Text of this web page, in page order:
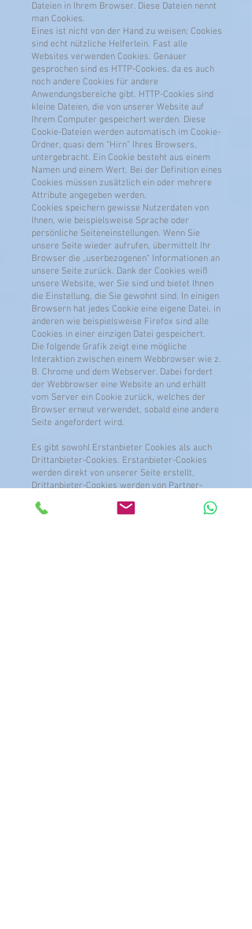
Dateien in Ihrem Browser. Diese Dateien nennt
man Cookies.
Eines ist nicht von der Hand zu weisen: Cookies
sind echt nützliche Helferlein. Fast alle
Websites verwenden Cookies. Genauer
gesprochen sind es HTTP-Cookies, da es auch
noch andere Cookies für andere
Anwendungsbereiche gibt. HTTP-Cookies sind
kleine Dateien, die von unserer Website auf
Ihrem Computer gespeichert werden. Diese
Cookie-Dateien werden automatisch im Cookie-
Ordner, quasi dem “Hirn” Ihres Browsers,
untergebracht. Ein Cookie besteht aus einem
Namen und einem Wert. Bei der Definition eines
Cookies müssen zusätzlich ein oder mehrere
Attribute angegeben werden.
Cookies speichern gewisse Nutzerdaten von
Ihnen, wie beispielsweise Sprache oder
persönliche Seiteneinstellungen. Wenn Sie
unsere Seite wieder aufrufen, übermittelt Ihr
Browser die „userbezogenen“ Informationen an
unsere Seite zurück. Dank der Cookies weiß
unsere Website, wer Sie sind und bietet Ihnen
die Einstellung, die Sie gewohnt sind. In einigen
Browsern hat jedes Cookie eine eigene Datei, in
anderen wie beispielsweise Firefox sind alle
Cookies in einer einzigen Datei gespeichert.
Die folgende Grafik zeigt eine mögliche
Interaktion zwischen einem Webbrowser wie z.
B. Chrome und dem Webserver. Dabei fordert
der Webbrowser eine Website an und erhält
vom Server ein Cookie zurück, welches der
Browser erneut verwendet, sobald eine andere
Seite angefordert wird.
Es gibt sowohl Erstanbieter Cookies als auch
Drittanbieter-Cookies. Erstanbieter-Cookies
werden direkt von unserer Seite erstellt,
Drittanbieter-Cookies werden von Partner-
Websites (z.B. Google Analytics) erstellt. Jedes
Cookie ist individuell zu bewerten, da jedes